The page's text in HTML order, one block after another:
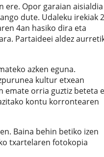
ere. Opor garaian aisialdia
dute. Udaleku irekiak
4an hasiko dira eta
Partaideei aldez
azken eguna.
kultur etxean
emate orria guztiz beteta
kontu korrontearen
Baina behin betiko izen
txartelaren fotokopia